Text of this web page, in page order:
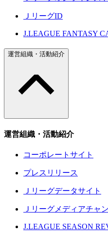
ＪリーグID
J.LEAGUE FANTASY
運営組織・活動紹介
運営組織・活動紹介
コーポレートサイト
プレスリリース
Ｊリーグデータサイト
Ｊリーグメディアチャ
J.LEAGUE SEASON